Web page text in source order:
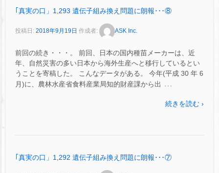
｢真実の口」1,293 遺伝子組み換え問題に朗報･･･⑧
投稿日: 2018年9月19日 作成者: ASK Inc.
前回の続き・・・。 前回、日本の国内種苗メーカーは、近
年、自然災害の多い日本から海外生産へと移行しているとい
うことを寄稿した。 こんなデータがある。 今年(平成 30 年 6
月)に、農林水産省食料産業局知的財産課から出 …
続きを読む ›
｢真実の口」1,292 遺伝子組み換え問題に朗報･･･⑦